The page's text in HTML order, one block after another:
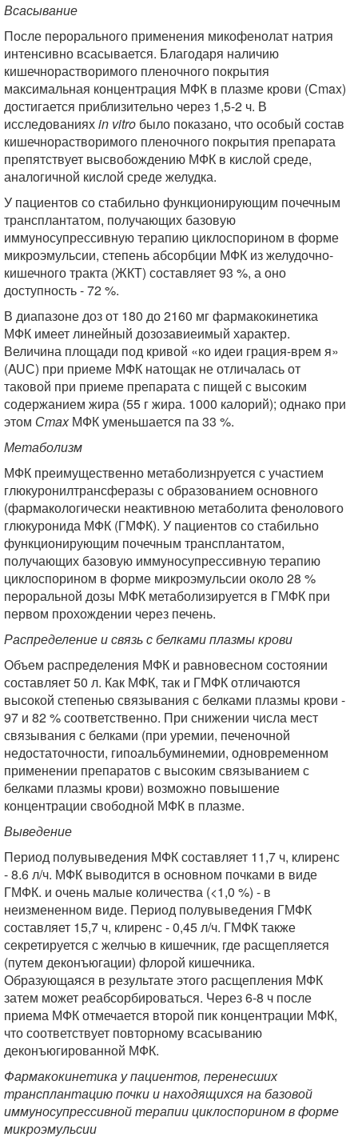
Всасывание
После перорального применения микофенолат натрия
интенсивно всасывается. Благодаря наличию
кишечнорастворимого пленочного покрытия
максимальная концентрация МФК в плазме крови (Сmax)
достигается приблизительно через 1,5-2 ч. В
исследованияхin vitro было показано, что особый состав
кишечнорастворимого пленочного покрытия препарата
препятствует высвобождению МФК в кислой среде,
аналогичной кислой среде желудка.
У пациентов со стабильно функционирующим почечным
трансплантатом, получающих базовую
иммуносупрессивную терапию циклоспорином в форме
микроэмульсии, степень абсорбции МФК из желудочно-
кишечного тракта (ЖКТ) составляет 93 %, а оно
доступность - 72 %.
В диапазоне доз от 180 до 2160 мг фармакокинетика
МФК имеет линейный дозозавиеимый характер.
Величина площади под кривой «ко идеи грация-врем я»
(AUС) при приеме МФК натощак не отличалась от
таковой при приеме препарата с пищей с высоким
содержанием жира (55 г жира. 1000 калорий); однако при
этом СmaxМФК уменьшается па 33 %.
Метаболизм
МФК преимущественно метаболизнруется с участием
глюкуронилтрансферазы с образованием основного
(фармакологически неактивною метаболита фенолового
глюкуронида МФК (ГМФК). У пациентов со стабильно
функционирующим почечным трансплантатом,
получающих базовую иммуносупрессивную терапию
циклоспорином в форме микроэмульсии около 28 %
пероральной дозы МФК метаболизируется в ГМФК при
первом прохождении через печень.
Распределение и связь с белками плазмы крови
Объем распределения МФК и равновесном состоянии
составляет 50 л. Как МФК, так и ГМФК отличаются
высокой степенью связывания с белками плазмы крови -
97 и 82 % соответственно. При снижении числа мест
связывания с белками (при уремии, печеночной
недостаточности, гипоальбуминемии, одновременном
применении препаратов с высоким связыванием с
белками плазмы крови) возможно повышение
концентрации свободной МФК в плазме.
Выведение
Период полувыведения МФК составляет 11,7 ч, клиренс
- 8.6 л/ч. МФК выводится в основном почками в виде
ГМФК. и очень малые количества (<1,0 %) - в
неизмененном виде. Период полувыведения ГМФК
составляет 15,7 ч, клиренс - 0,45 л/ч. ГМФК также
секретируется с желчью в кишечник, где расщепляется
(путем деконъюгации) флорой кишечника.
Образующаяся в результате этого расщепления МФК
затем может реабсорбироваться. Через 6-8 ч после
приема МФК отмечается второй пик концентрации МФК,
что соответствует повторному всасыванию
деконъюгированной МФК.
Фармакокинетика у пациентов, перенесших
трансплантацию почки и находящихся на базовой
иммуносупрессивной терапии циклоспорином в форме
микроэмульсии